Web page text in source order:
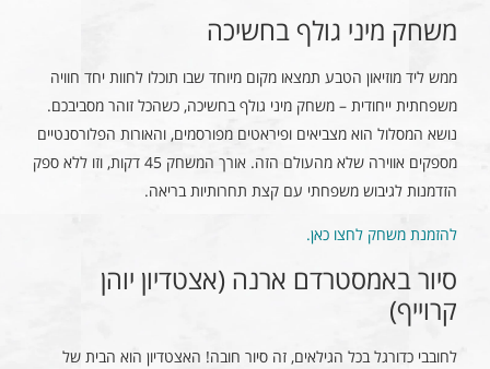
משחק מיני גולף בחשיכה
ממש ליד מוזיאון הטבע תמצאו מקום מיוחד שבו תוכלו לחוות יחד חוויה
משפחתית ייחודית – משחק מיני גולף בחשיכה, כשהכל זוהר מסביבכם.
נושא המסלול הוא מצביאים ופיראטים מפורסמים, והאורות הפלורסנטיים
מספקים אווירה שלא מהעולם הזה. אורך המשחק 45 דקות, וזו ללא ספק
הזדמנות לגיבוש משפחתי עם קצת תחרותיות בריאה.
להזמנת משחק לחצו כאן.
סיור באמסטרדם ארנה (אצטדיון יוהן
קרוייף)
לחובבי כדורגל בכל הגילאים, זה סיור חובה! האצטדיון הוא הבית של